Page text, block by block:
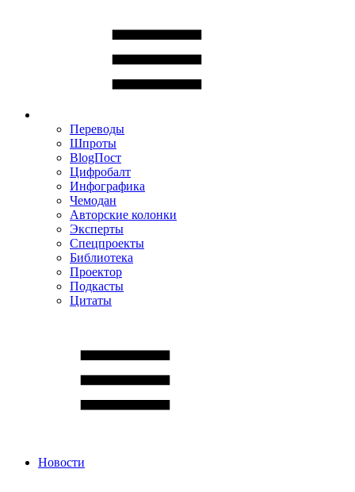
Переводы
Шпроты
BlogПост
Цифробалт
Инфографика
Чемодан
Авторские колонки
Эксперты
Спецпроекты
Библиотека
Проектор
Подкасты
Цитаты
Новости